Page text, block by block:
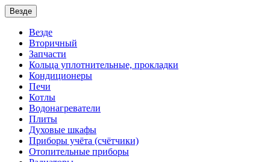
Везде
Везде
Вторичный
Запчасти
Кольца уплотнительные, прокладки
Кондиционеры
Печи
Котлы
Водонагреватели
Плиты
Духовые шкафы
Приборы учёта (счётчики)
Отопительные приборы